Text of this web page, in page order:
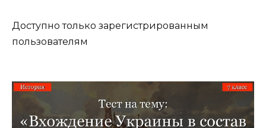
Доступно только зарегистрированным
пользователям